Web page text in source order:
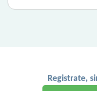
Registrate,